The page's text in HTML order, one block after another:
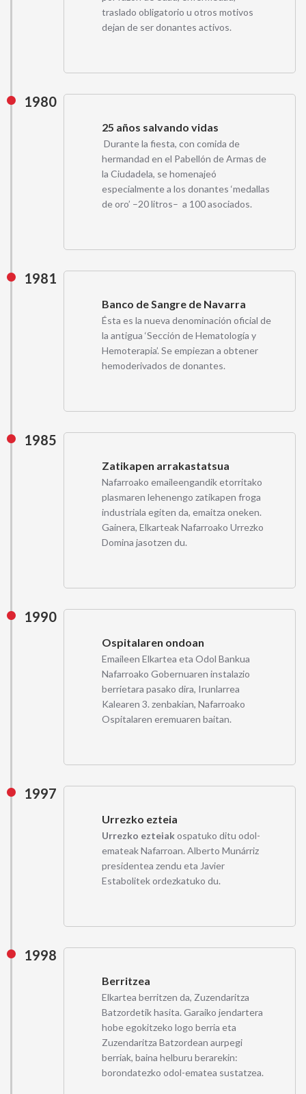
traslado obligatorio u otros motivos
dejan de ser donantes activos.
1980
25 años salvando vidas
Durante la fiesta, con comida de
hermandad en el Pabellón de Armas de
la Ciudadela, se homenajeó
especialmente a los donantes ‘medallas
de oro’ –20 litros– a 100 asociados.
1981
Banco de Sangre de Navarra
Ésta es la nueva denominación oficial de
la antigua ‘Sección de Hematología y
Hemoterapia’. Se empiezan a obtener
hemoderivados de donantes.
1985
Zatikapen arrakastatsua
Nafarroako emaileengandik etorritako
plasmaren lehenengo zatikapen froga
industriala egiten da, emaitza oneken.
Gainera, Elkarteak Nafarroako Urrezko
Domina jasotzen du.
1990
Ospitalaren ondoan
Emaileen Elkartea eta Odol Bankua
Nafarroako Gobernuaren instalazio
berrietara pasako dira, Irunlarrea
Kalearen 3. zenbakian, Nafarroako
Ospitalaren eremuaren baitan.
1997
Urrezko ezteia
Urrezko ezteiakospatuko ditu odol-
emateak Nafarroan. Alberto Munárriz
presidentea zendu eta Javier
Estabolitek ordezkatuko du.
1998
Berritzea
Elkartea berritzen da, Zuzendaritza
Batzordetik hasita. Garaiko jendartera
hobe egokitzeko logo berria eta
Zuzendaritza Batzordean aurpegi
berriak, baina helburu berarekin:
borondatezko odol-ematea sustatzea.